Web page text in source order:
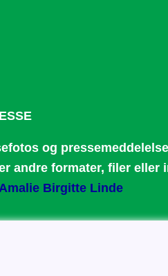
og
andre formater, filer eller
Birgitte Linde